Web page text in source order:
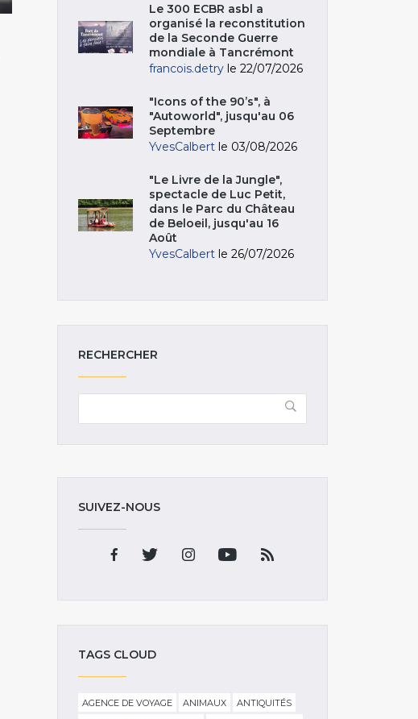
Le 300 ECBR asbl a
organisé la reconstitution
de la Seconde Guerre
mondiale à Tancrémont
francois.detry le 22/07/2026
"Icons of the 90’s", à
"Autoworld", jusqu'au 06
Septembre
YvesCalbert le 03/08/2026
"Le Livre de la Jungle",
spectacle de Luc Petit,
dans le Parc du Château
de Beloeil, jusqu'au 16
Août
YvesCalbert le 26/07/2026
RECHERCHER
SUIVEZ-NOUS
TAGS CLOUD
AGENCE DE VOYAGE ANIMAUX
ANTIQUITÉS